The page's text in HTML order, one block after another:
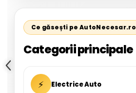
Ce găsești pe AutoNecesar.ro
Categorii principale
⚡ Electrice Auto